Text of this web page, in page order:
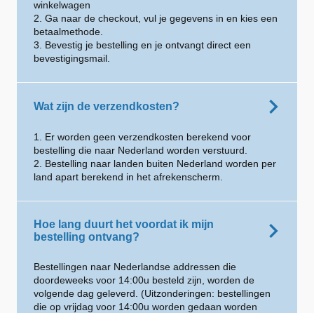
winkelwagen
2. Ga naar de checkout, vul je gegevens in en kies een
betaalmethode.
3. Bevestig je bestelling en je ontvangt direct een
bevestigingsmail.
Wat zijn de verzendkosten?
1. Er worden geen verzendkosten berekend voor
bestelling die naar Nederland worden verstuurd.
2. Bestelling naar landen buiten Nederland worden per
land apart berekend in het afrekenscherm.
Hoe lang duurt het voordat ik mijn
bestelling ontvang?
Bestellingen naar Nederlandse addressen die
doordeweeks voor 14:00u besteld zijn, worden de
volgende dag geleverd. (Uitzonderingen: bestellingen
die op vrijdag voor 14:00u worden gedaan worden